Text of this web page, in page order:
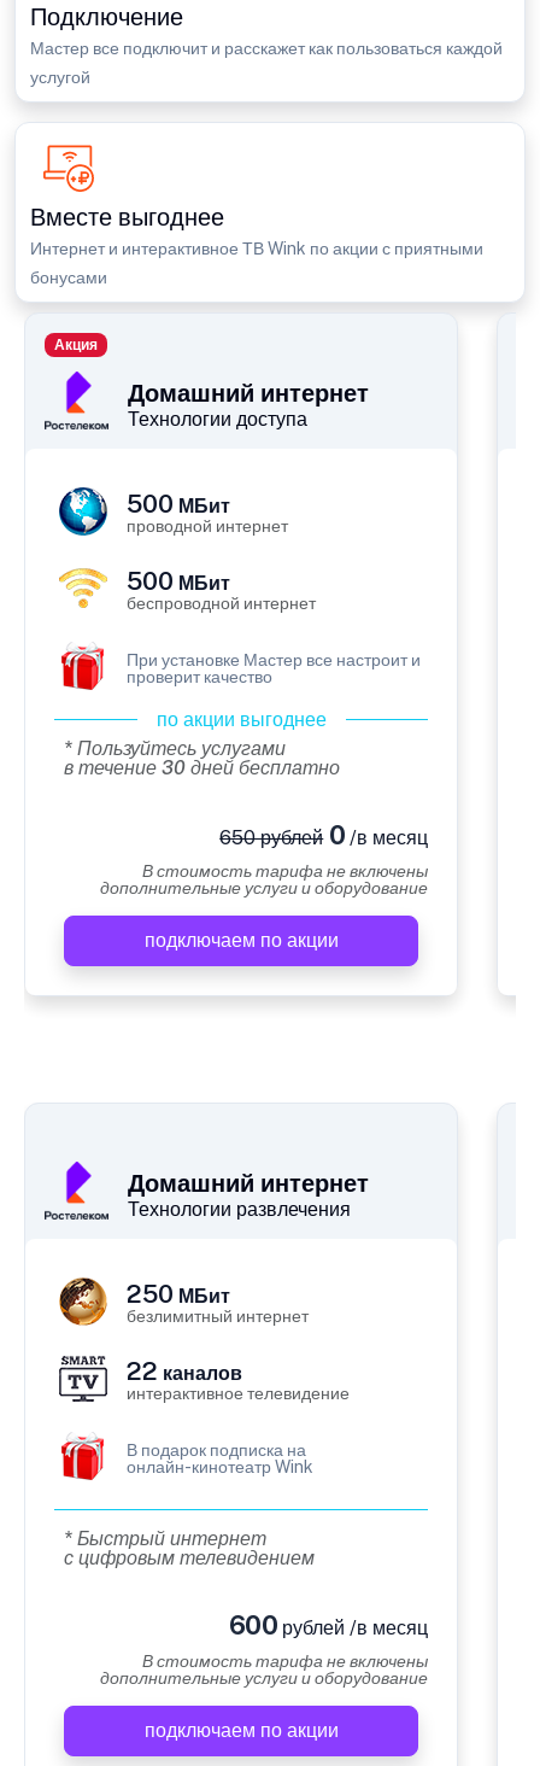
Подключение
Мастер все подключит и расскажет как пользоваться каждой
услугой
Вместе выгоднее
Интернет и интерактивное ТВ Wink по акции с приятными
бонусами
Домашний интернет
Технологии доступа
Акция
500 МБит
проводной интернет
500 МБит
беспроводной интернет
При установке Мастер все настроит и
проверит качество
по акции выгоднее
* Пользуйтесь услугами
в течение 30 дней бесплатно
650 рублей0 /в месяц
В стоимость тарифа не включены
дополнительные услуги и оборудование
подключаем по акции
Домашний интернет
Технологии развлечения
250 МБит
безлимитный интернет
22 каналов
интерактивное телевидение
В подарок подписка на
онлайн-кинотеатр Wink
* Быстрый интернет
с цифровым телевидением
600 рублей /в месяц
В стоимость тарифа не включены
дополнительные услуги и оборудование
подключаем по акции